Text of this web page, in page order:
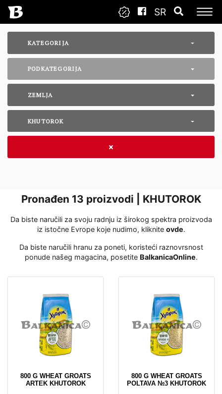
SR
KATEGORIJA
PODKATEGORIJA
ZEMLJA
KHUTOROK
Pronađen 13 proizvodi | KHUTOROK
Da biste naručili za svoju radnju iz širokog spektra proizvoda
iz istočne Evrope koje nudimo, kliknite ovde․
Da biste naručili hranu za poneti, koristeći raznovrsnost
ponude našeg magacina, posetite BalkanicaOnline․
800 G WHEAT GROATS
ARTEK KHUTOROK
800 G WHEAT GROATS
POLTAVA №3 KHUTOROK